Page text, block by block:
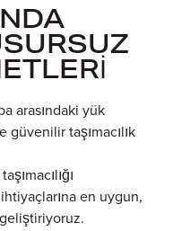
arasındaki yük
güvenilir taşımacılık
en uygun,